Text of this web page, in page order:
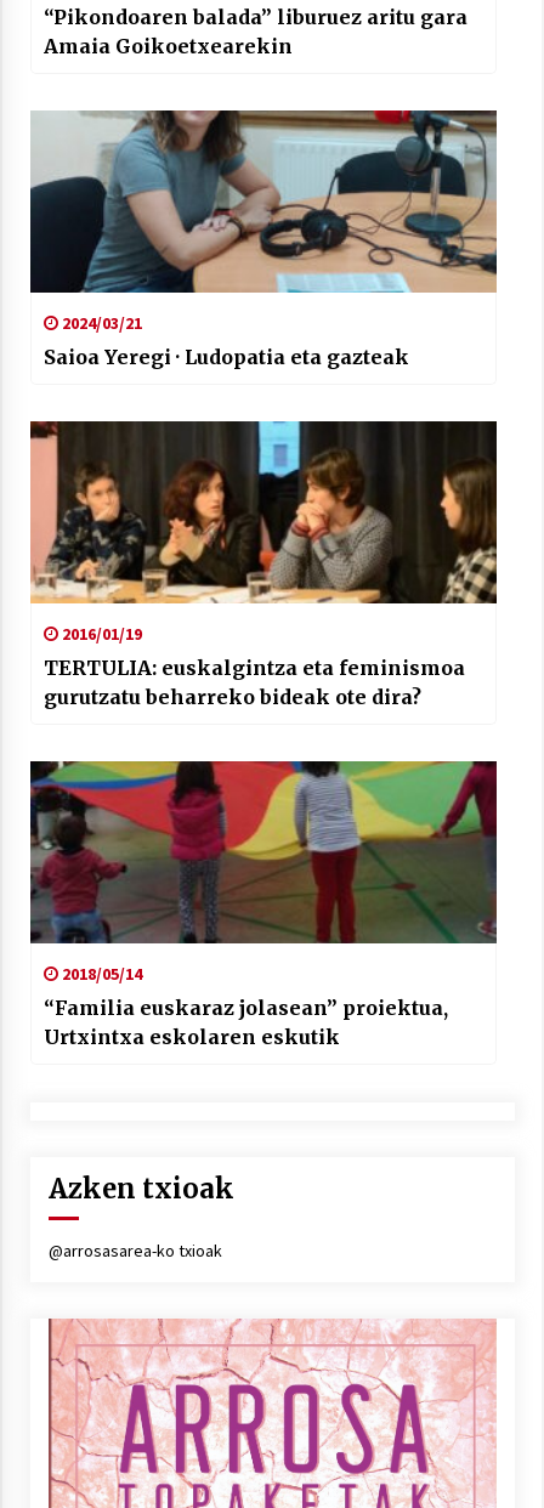
“Pikondoaren balada” liburuez aritu gara
Amaia Goikoetxearekin
2024/03/21
Saioa Yeregi · Ludopatia eta gazteak
2016/01/19
TERTULIA: euskalgintza eta feminismoa
gurutzatu beharreko bideak ote dira?
2018/05/14
“Familia euskaraz jolasean” proiektua,
Urtxintxa eskolaren eskutik
Azken txioak
@arrosasarea-ko txioak